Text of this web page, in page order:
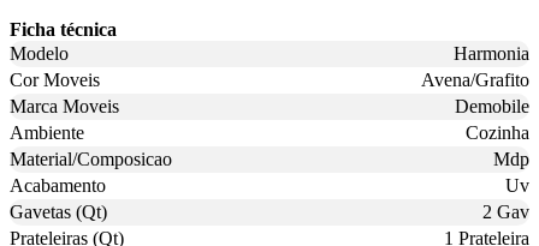
Ficha técnica
Modelo
Harmonia
Cor Moveis
Avena/Grafito
Marca Moveis
Demobile
Ambiente
Cozinha
Material/Composicao
Mdp
Acabamento
Uv
Gavetas (Qt)
2 Gav
Prateleiras (Qt)
1 Prateleira